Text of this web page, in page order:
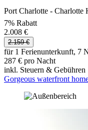
Port Charlotte - Charlotte
7% Rabatt
2.008 €
2.159 €
für 1 Ferienunterkunft, 7
287 € pro Nacht
inkl. Steuern & Gebühren
Gorgeous waterfront